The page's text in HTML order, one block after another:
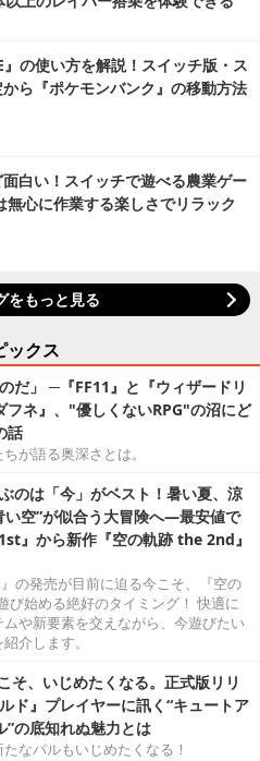
』の使い方を解説！スイッチ版・ス
ら『ポケモンバンク』の移動方法
白い！スイッチで遊べる農業ゲー
心に作業する楽しさでリラック
をもっと見る
ックス
だ」 ─『FF11』と『ウィザードリ
フネ』、"優しくないRPG"の沼にど
話
が語る奥深さとは。
のは「今」がベスト！暑い夏、涼
い空”が似合う大冒険へ―最安値で
』から新作『空の軌跡 the 2nd』
の発売が目前に迫る今こそ、『空の
び始める絶好のタイミング！ 快適に
や新要素を交えながら、今遊びたい
介します。
そ、いじめたくなる。正式版リリ
ド』プレイヤーに訊く“キュートア
”の底知れぬ魅力とは
なパルもいじめたくなる！